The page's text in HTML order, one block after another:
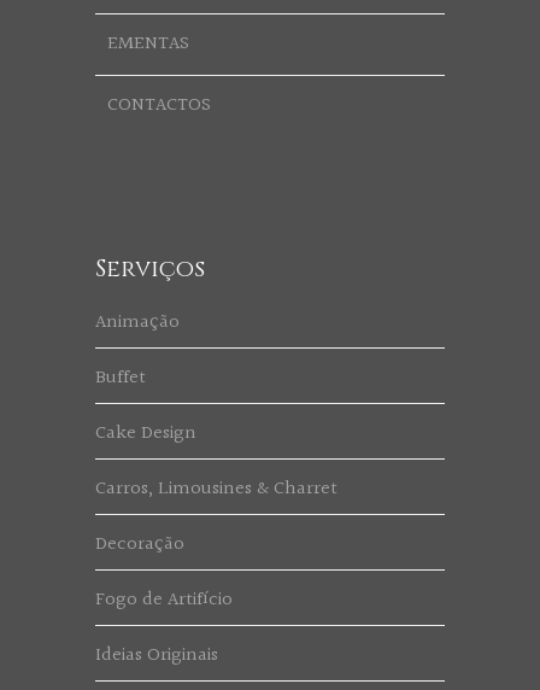
EMENTAS
CONTACTOS
Serviços
Animação
Buffet
Cake Design
Carros, Limousines & Charret
Decoração
Fogo de Artifício
Ideias Originais